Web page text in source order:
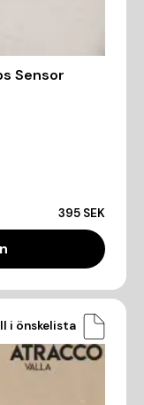
Sensor
395 SEK
i önskelista